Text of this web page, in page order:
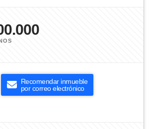
Recomendar inmueble
por correo electrónico